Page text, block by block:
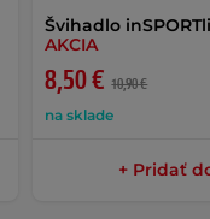
Švihadlo
AKCIA
8,50 € 10,90 €
na sklade
+ Pridať